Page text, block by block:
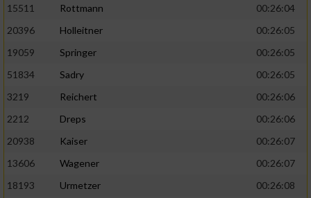
15511
Rottmann
00:26:04
20396
Holleitner
00:26:05
19059
Springer
00:26:05
51834
Sadry
00:26:05
3219
Reichert
00:26:06
2212
Dreps
00:26:06
20938
Kaiser
00:26:07
13606
Wagener
00:26:07
18193
Urmetzer
00:26:08
Werbung